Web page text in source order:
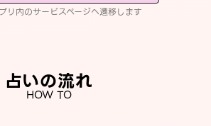
リ内のサービスページへ遷移します
占いの流れ
HOW TO